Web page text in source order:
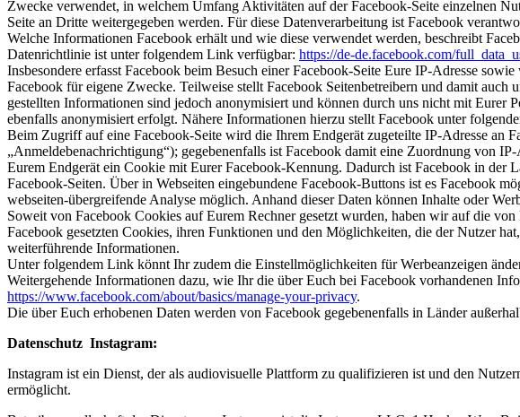
Zwecke verwendet, in welchem Umfang Aktivitäten auf der Facebook-Seite einzelnen
Seite an Dritte weitergegeben werden. Für diese Datenverarbeitung ist Facebook
Welche Informationen Facebook erhält und wie diese verwendet werden, beschreibt
Datenrichtlinie ist unter folgendem Link verfügbar: https://de-de.facebook.com/
Insbesondere erfasst Facebook beim Besuch einer Facebook-Seite Eure IP-Adresse
Facebook für eigene Zwecke. Teilweise stellt Facebook Seitenbetreibern und damit
gestellten Informationen sind jedoch anonymisiert und können durch uns nicht mit Eurer
ebenfalls anonymisiert erfolgt. Nähere Informationen hierzu stellt Facebook unter
Beim Zugriff auf eine Facebook-Seite wird die Ihrem Endgerät zugeteilte IP-Adresse an
„Anmeldebenachrichtigung“); gegebenenfalls ist Facebook damit eine Zuordnung von
Eurem Endgerät ein Cookie mit Eurer Facebook-Kennung. Dadurch ist Facebook in der
Facebook-Seiten. Über in Webseiten eingebundene Facebook-Buttons ist es Facebook
webseiten-übergreifende Analyse möglich. Anhand dieser Daten können Inhalte oder
Soweit von Facebook Cookies auf Eurem Rechner gesetzt wurden, haben wir auf die
Facebook gesetzten Cookies, ihren Funktionen und den Möglichkeiten, die der Nutzer
weiterführende Informationen.
Unter folgendem Link könnt Ihr zudem die Einstellmöglichkeiten für Werbeanzeigen
Weitergehende Informationen dazu, wie Ihr die über Euch bei Facebook vorhandenen
https://www.facebook.com/about/basics/manage-your-privacy.
Die über Euch erhobenen Daten werden von Facebook gegebenenfalls in Länder
Datenschutz Instagram:
Instagram ist ein Dienst, der als audiovisuelle Plattform zu qualifizieren ist und den
ermöglicht.